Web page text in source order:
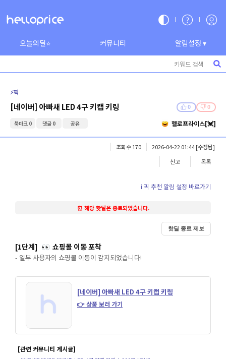
오늘의딜⭐ 커뮤니티 알림설정 ▾
⚡️픽
[네이버] 아빠새 LED 4구 키캡 키링 0 0
북마크 0 댓글 0 공유 헬로프라이스[💓]
조회수 170 2026-04-22 01:44[수정됨]
신고
목록
ℹ️ 픽 추천 알림 설정 바로가기
⏰ 해당 핫딜은 종료되었습니다.
핫딜 종료 제보
[1단계] 👀 쇼핑몰 이동 포착
- 일부 사용자의 쇼핑몰 이동이 감지되었습니다!
[네이버] 아빠새 LED 4구 키캡 키링
👉 상품 보러 가기
[관련 커뮤니티 게시글]